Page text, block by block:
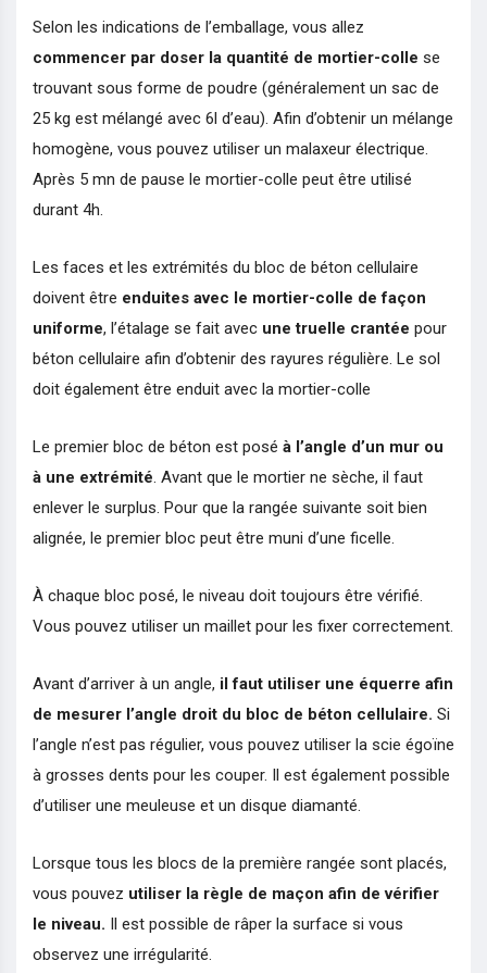
Selon les indications de l’emballage, vous allez
commencer par doser la quantité de mortier-colle se
trouvant sous forme de poudre (généralement un sac de
25 kg est mélangé avec 6l d’eau). Afin d’obtenir un mélange
homogène, vous pouvez utiliser un malaxeur électrique.
Après 5 mn de pause le mortier-colle peut être utilisé
durant 4h.
Les faces et les extrémités du bloc de béton cellulaire
doivent être enduites avec le mortier-colle de façon
uniforme, l’étalage se fait avec une truelle crantée pour
béton cellulaire afin d’obtenir des rayures régulière. Le sol
doit également être enduit avec la mortier-colle
Le premier bloc de béton est posé à l’angle d’un mur ou
à une extrémité. Avant que le mortier ne sèche, il faut
enlever le surplus. Pour que la rangée suivante soit bien
alignée, le premier bloc peut être muni d’une ficelle.
À chaque bloc posé, le niveau doit toujours être vérifié.
Vous pouvez utiliser un maillet pour les fixer correctement.
Avant d’arriver à un angle, il faut utiliser une équerre afin
de mesurer l’angle droit du bloc de béton cellulaire. Si
l’angle n’est pas régulier, vous pouvez utiliser la scie égoïne
à grosses dents pour les couper. Il est également possible
d’utiliser une meuleuse et un disque diamanté.
Lorsque tous les blocs de la première rangée sont placés,
vous pouvez utiliser la règle de maçon afin de vérifier
le niveau. Il est possible de râper la surface si vous
observez une irrégularité.